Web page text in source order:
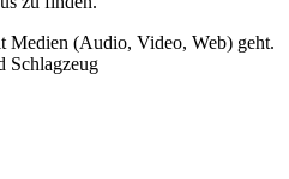
Medien (Audio, Video, Web) geht.
Schlagzeug